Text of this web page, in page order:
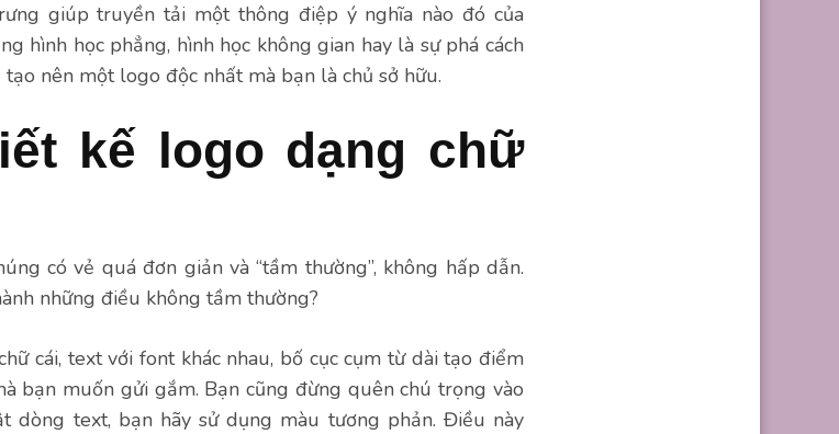
giúp truyền tải một thông điệp ý nghĩa nào đó của
hình học phẳng, hình học không gian hay là sự phá cách
nên một logo độc nhất mà bạn là chủ sở hữu.
kế logo dạng chữ
có vẻ quá đơn giản và “tầm thường”, không hấp dẫn.
những điều không tầm thường?
cái, text với font khác nhau, bố cục cụm từ dài tạo điểm
bạn muốn gửi gắm. Bạn cũng đừng quên chú trọng vào
dòng text, bạn hãy sử dụng màu tương phản. Điều này